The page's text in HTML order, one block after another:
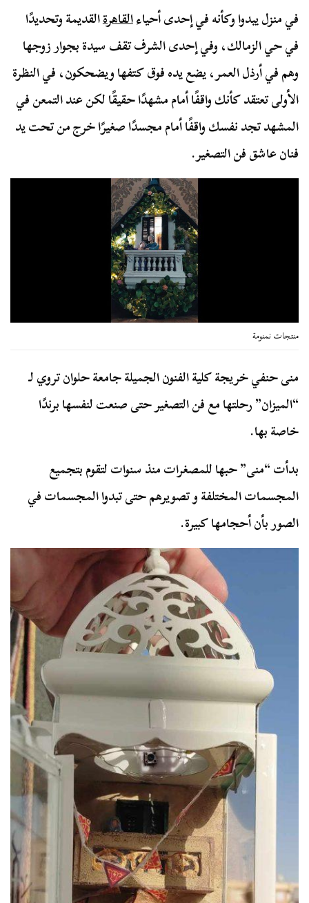
في منزل يبدوا وكأنه في إحدى أحياءالقاهرةالقديمة وتحديدًا
في حي الزمالك، وفي إحدى الشرف تقف سيدة بجوار زوجها
وهم في أرذل العمر، يضع يده فوق كتفها ويضحكون، في النظرة
الأولى تعتقد كأنك واقفًا أمام مشهدًا حقيقًا لكن عند التمعن في
المشهد تجد نفسك واقفًا أمام مجسدًا صغيرًا خرج من تحت يد
فنان عاشق فن التصغير.
منتجات نمنومة
منى حنفي خريجة كلية الفنون الجميلة جامعة حلوان تروي لـ
“الميزان” رحلتها مع فن التصغير حتى صنعت لنفسها برندًا
خاصة بها.
بدأت “منى” حبها للمصغرات منذ سنوات لتقوم بتجميع
المجسمات المختلفة و تصويرهم حتى تبدوا المجسمات في
الصور بأن أحجامها كبيرة.